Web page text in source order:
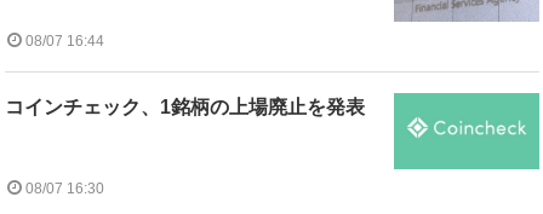
08/07 16:44
コインチェック、1銘柄の上場廃止を発表
08/07 16:30